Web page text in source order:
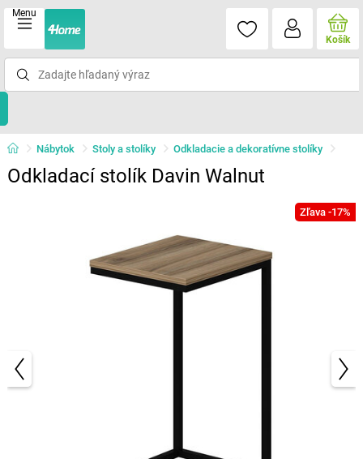
Menu
Košík
Nábytok Stoly a stolíky Odkladacie a dekoratívne stolíky
Odkladací stolík Davin Walnut
Zľava -17%